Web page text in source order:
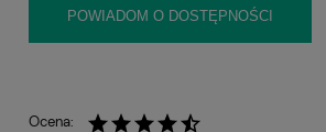
POWIADOM O DOSTĘPNOŚCI
Ocena: